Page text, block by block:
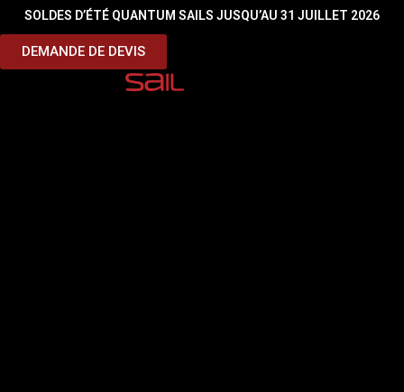
SOLDES D’ÉTÉ QUANTUM SAILS JUSQU’AU 31 JUILLET 2026
Sous titre
DEMANDE DE DEVIS